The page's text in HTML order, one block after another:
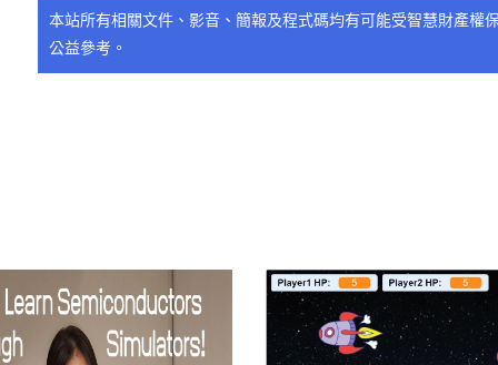
本站所有相關文件、影音、簡報及程式碼均有可能受智慧財產權
公益參考。